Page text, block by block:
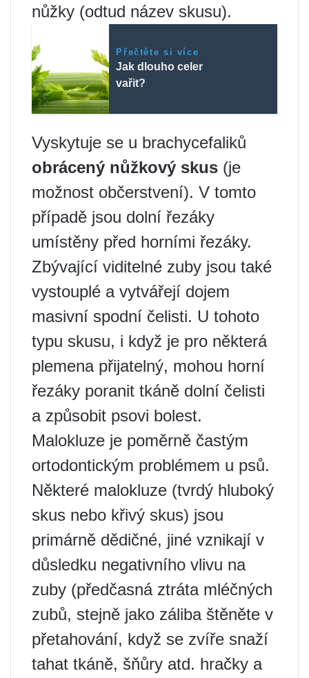
nůžky (odtud název skusu).
Přečtěte si více
Jak dlouho celer
vařit?
Vyskytuje se u brachycefaliků
obrácený nůžkový skus (je
možnost občerstvení). V tomto
případě jsou dolní řezáky
umístěny před horními řezáky.
Zbývající viditelné zuby jsou také
vystouplé a vytvářejí dojem
masivní spodní čelisti. U tohoto
typu skusu, i když je pro některá
plemena přijatelný, mohou horní
řezáky poranit tkáně dolní čelisti
a způsobit psovi bolest.
Malokluze je poměrně častým
ortodontickým problémem u psů.
Některé malokluze (tvrdý hluboký
skus nebo křivý skus) jsou
primárně dědičné, jiné vznikají v
důsledku negativního vlivu na
zuby (předčasná ztráta mléčných
zubů, stejně jako záliba štěněte v
přetahování, když se zvíře snaží
tahat tkáně, šňůry atd. hračky a